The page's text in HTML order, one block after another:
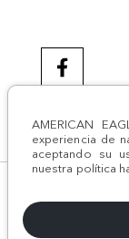
AMERICAN
experiencia de
aceptando su
nuestra política
NIT:800.069.933-6 |